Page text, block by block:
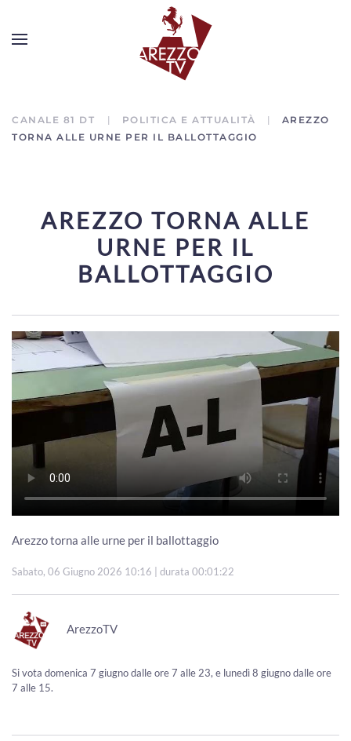
CANALE 81 DT POLITICA E ATTUALITÀ
AREZZO
TORNA ALLE URNE PER IL BALLOTTAGGIO
AREZZO TORNA ALLE
URNE PER IL
BALLOTTAGGIO
Arezzo torna alle urne per il ballottaggio
Sabato, 06 Giugno 2026 10:16 | durata 00:01:22
ArezzoTV
Si vota domenica 7 giugno dalle ore 7 alle 23, e lunedì 8 giugno dalle ore
7 alle 15.